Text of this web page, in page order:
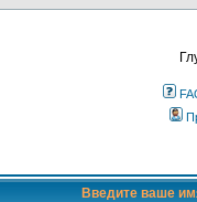
Введите ваше